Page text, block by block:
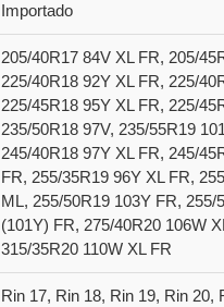
Importado
205/40R17 84V XL FR, 205/
225/40R18 92Y XL FR, 225/
225/45R18 95Y XL FR, 225/
235/50R18 97V, 235/55R19
245/40R18 97Y XL FR, 245/
FR, 255/35R19 96Y XL FR,
ML, 255/50R19 103Y FR,
(101Y) FR, 275/40R20 106W
315/35R20 110W XL FR
Rin 17, Rin 18, Rin 19, Rin 20,